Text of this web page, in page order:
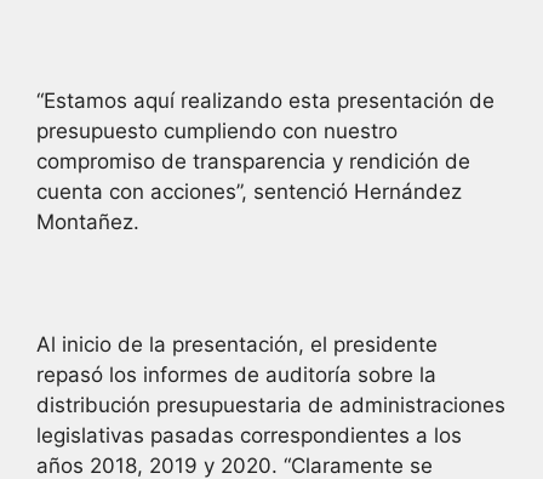
“Estamos aquí realizando esta presentación de
presupuesto cumpliendo con nuestro
compromiso de transparencia y rendición de
cuenta con acciones”, sentenció Hernández
Montañez.
Al inicio de la presentación, el presidente
repasó los informes de auditoría sobre la
distribución presupuestaria de administraciones
legislativas pasadas correspondientes a los
años 2018, 2019 y 2020. “Claramente se